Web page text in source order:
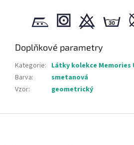
Doplňkové parametry
Kategorie: Látky kolekce Memories
Barva:
smetanová
Vzor: geometrický